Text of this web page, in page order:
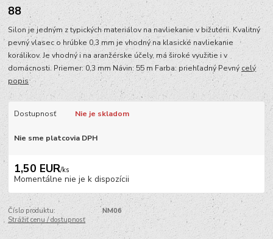
88
Silon je jedným z typických materiálov na navliekanie v bižutérii. Kvalitný
pevný vlasec o hrúbke 0,3 mm je vhodný na klasické navliekanie
korálikov. Je vhodný i na aranžérske účely, má široké využitie i v
domácnosti. Priemer: 0,3 mm Návin: 55 m Farba: priehľadný Pevný celý
popis
Dostupnosť Nie je skladom
Nie sme platcovia DPH
1,50 EUR/ks
Momentálne nie je k dispozícii
Číslo produktu:
NM06
Strážiť cenu / dostupnosť